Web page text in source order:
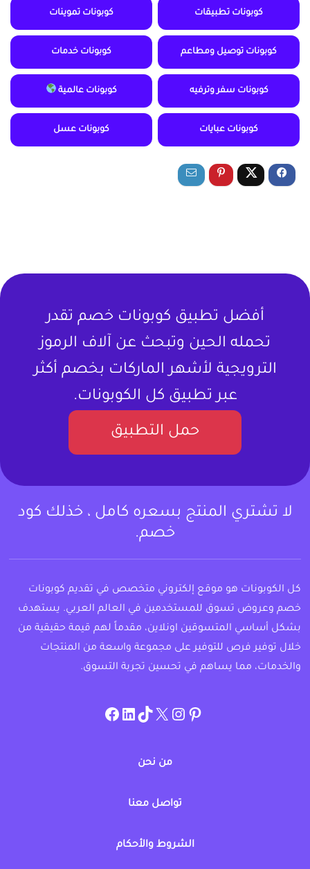
كوبونات تطبيقات كوبونات تموينات
كوبونات توصيل ومطاعم كوبونات خدمات
كوبونات سفر وترفيه كوبونات عالمية
كوبونات عبايات كوبونات عسل
أفضل تطبيق كوبونات خصم تقدر
تحمله الحين وتبحث عن آلاف الرموز
الترويجية لأشهر الماركات بخصم أكثر
عبر تطبيق كل الكوبونات.
حمل التطبيق
لا تشتري المنتج بسعره كامل ، خذلك كود
خصم.
كل الكوبونات هو موقع إلكتروني متخصص في تقديم كوبونات
خصم وعروض تسوق للمستخدمين في العالم العربي. يستهدف
بشكل أساسي المتسوقين اونلاين، مقدماً لهم قيمة حقيقية من
خلال توفير فرص للتوفير على مجموعة واسعة من المنتجات
والخدمات، مما يساهم في تحسين تجربة التسوق.
pinterest
allcouponat
twitter
TikTok
linkedin
facebook
من نحن
تواصل معنا
الشروط والأحكام